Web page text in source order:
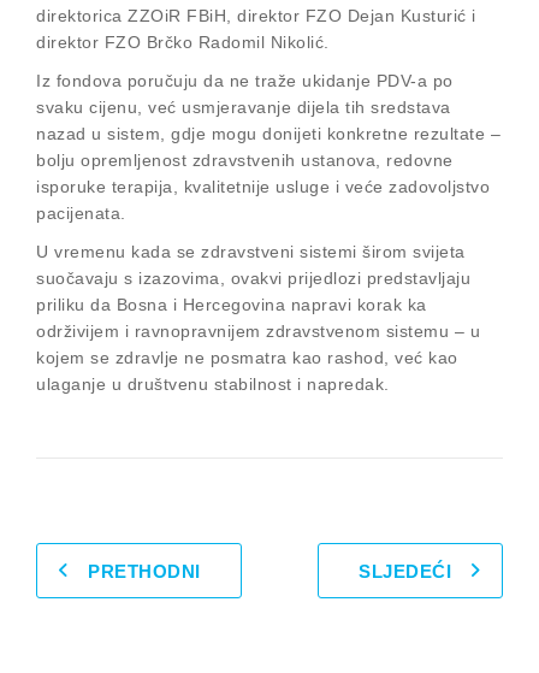
direktorica ZZOiR FBiH, direktor FZO Dejan Kusturić i
direktor FZO Brčko Radomil Nikolić.
Iz fondova poručuju da ne traže ukidanje PDV-a po
svaku cijenu, već usmjeravanje dijela tih sredstava
nazad u sistem, gdje mogu donijeti konkretne rezultate –
bolju opremljenost zdravstvenih ustanova, redovne
isporuke terapija, kvalitetnije usluge i veće zadovoljstvo
pacijenata.
U vremenu kada se zdravstveni sistemi širom svijeta
suočavaju s izazovima, ovakvi prijedlozi predstavljaju
priliku da Bosna i Hercegovina napravi korak ka
održivijem i ravnopravnijem zdravstvenom sistemu – u
kojem se zdravlje ne posmatra kao rashod, već kao
ulaganje u društvenu stabilnost i napredak.
PRETHODNI SLJEDEĆI